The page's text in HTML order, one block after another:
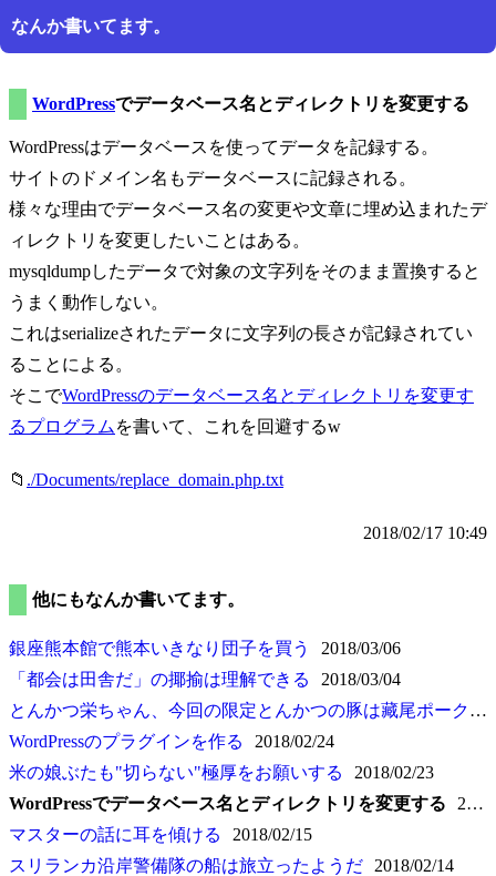
なんか書いてます。
WordPressでデータベース名とディレクトリを変更する
WordPressはデータベースを使ってデータを記録する。
サイトのドメイン名もデータベースに記録される。
様々な理由でデータベース名の変更や文章に埋め込まれたデ
ィレクトリを変更したいことはある。
mysqldumpしたデータで対象の文字列をそのまま置換すると
うまく動作しない。
これはserializeされたデータに文字列の長さが記録されてい
ることによる。
そこでWordPressのデータベース名とディレクトリを変更す
るプログラム を書いて、これを回避するw
📁 ./Documents/replace_domain.php.txt
2018/02/17 10:49
他にもなんか書いてます。
銀座熊本館で熊本いきなり団子を買う
2018/03/06
都会は田舎だ
の揶揄は理解できる
2018/03/04
とんかつ栄ちゃん、今回の限定とんかつの豚は藏尾ポーク(10回目)
WordPressのプラグインを作る
2018/02/24
米の娘ぶたも"切らない"極厚をお願いする
2018/02/23
WordPressでデータベース名とディレクトリを変更する
2018/02/17
マスターの話に耳を傾ける
2018/02/15
スリランカ沿岸警備隊の船は旅立ったようだ
2018/02/14